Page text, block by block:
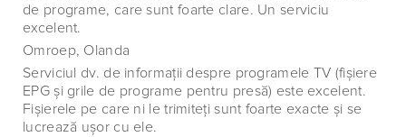
de programe, care sunt foarte clare. Un serviciu
excelent.
Omroep, Olanda
Serviciul dv. de informaţii despre programele TV (fişiere
EPG şi grile de programe pentru presă) este excelent.
Fişierele pe care ni le trimiteţi sunt foarte exacte şi se
lucrează uşor cu ele.